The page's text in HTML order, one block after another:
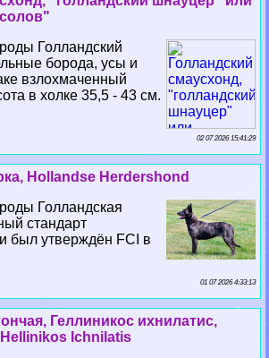
Голландский
борода, усы и
взлохмаченный
в холке 35,5 - 43 см.
02 07 2026 15:41:29
Hollandse Herdershond
Голландская
стандарт
был утверждён FCI в
01 07 2026 4:33:13
Геллиникос ихнилатис,
Ichnilatis